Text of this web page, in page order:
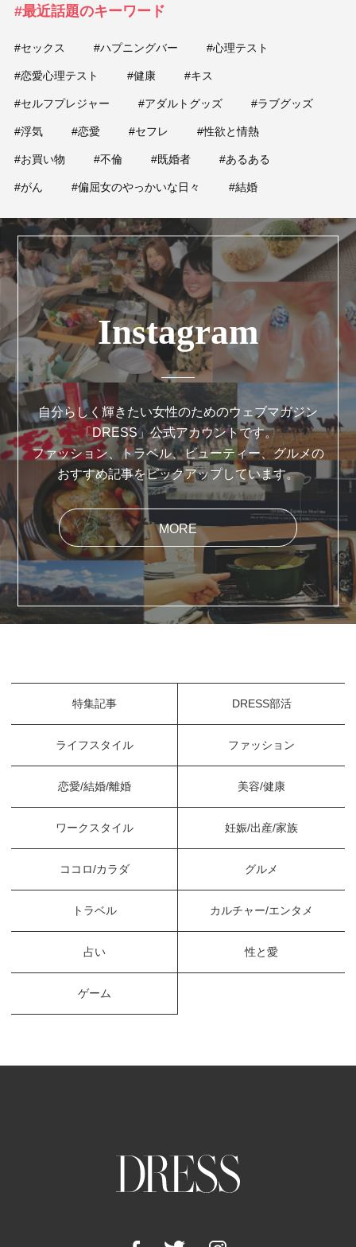
カルチャー/エンタメ
占い
性と愛
ゲーム
#最近話題のキーワード
#セックス #ハプニングバー #心理テスト
#恋愛心理テスト #健康 #キス
#セルフプレジャー #アダルトグッズ #ラブグッズ
#浮気 #恋愛 #セフレ #性欲と情熱
#お買い物 #不倫 #既婚者 #あるある
#がん #偏屈女のやっかいな日々 #結婚
Instagram
自分らしく輝きたい女性のためのウェブマガジン
「DRESS」公式アカウントです。
ファッション、トラベル、ビューティー、グルメの
おすすめ記事をピックアップしています。
MORE
特集記事 DRESS部活
ライフスタイル ファッション
恋愛/結婚/離婚 美容/健康
ワークスタイル 妊娠/出産/家族
ココロ/カラダ グルメ
トラベル カルチャー/エンタメ
占い 性と愛
ゲーム